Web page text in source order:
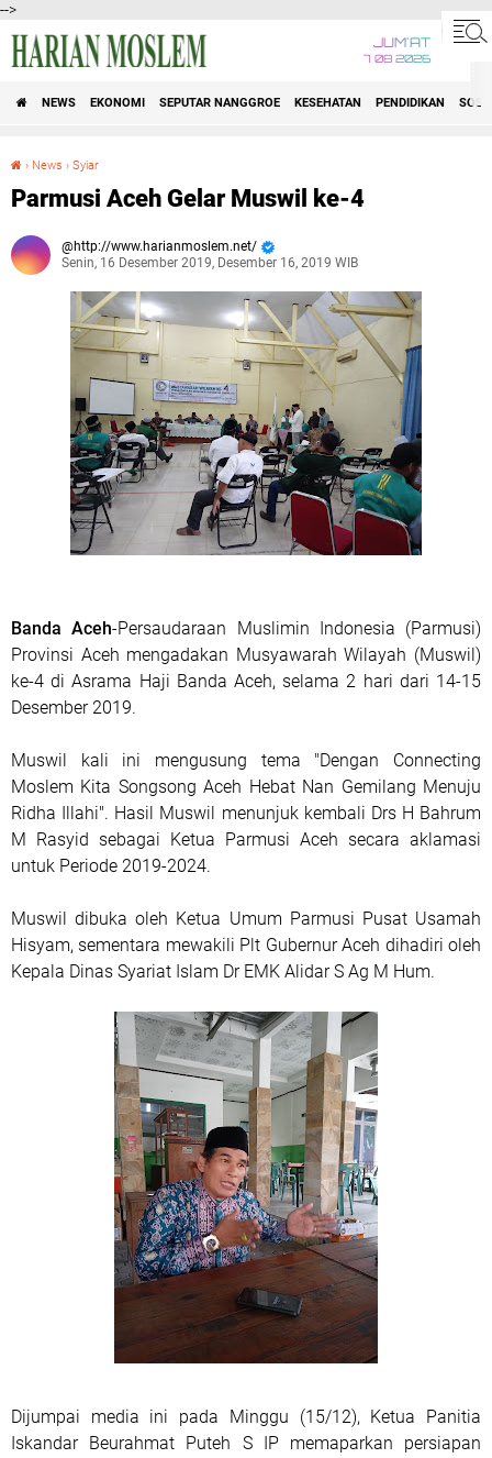
-->
JUM'AT
7 08 2026
NEWS EKONOMI SEPUTAR NANGGROE KESEHATAN PENDIDIKAN
› News › Syiar
Parmusi Aceh Gelar Muswil ke-4
http://www.harianmoslem.net/
Senin, 16 Desember 2019, Desember 16, 2019 WIB
Banda Aceh-Persaudaraan Muslimin Indonesia (Parmusi)
Provinsi Aceh mengadakan Musyawarah Wilayah (Muswil)
ke-4 di Asrama Haji Banda Aceh, selama 2 hari dari 14-15
Desember 2019.
Muswil kali ini mengusung tema "Dengan Connecting
Moslem Kita Songsong Aceh Hebat Nan Gemilang Menuju
Ridha Illahi". Hasil Muswil menunjuk kembali Drs H Bahrum
M Rasyid sebagai Ketua Parmusi Aceh secara aklamasi
untuk Periode 2019-2024.
Muswil dibuka oleh Ketua Umum Parmusi Pusat Usamah
Hisyam, sementara mewakili Plt Gubernur Aceh dihadiri oleh
Kepala Dinas Syariat Islam Dr EMK Alidar S Ag M Hum.
Dijumpai media ini pada Minggu (15/12), Ketua Panitia
Iskandar Beurahmat Puteh S IP memaparkan persiapan